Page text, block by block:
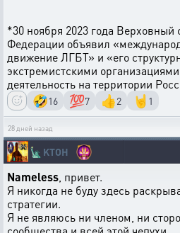
*30 ноября 2023 года Верховный
Федерации объявил
движение ЛГБТ» и «его
экстремистскими
деятельность на территории
🤣16 💯7 👍2 🤘 1
28 дней назад
🗽 KTOH
Nameless , привет.
Я никогда не буду здесь
стратегии.
Я не являюсь ни членом, ни